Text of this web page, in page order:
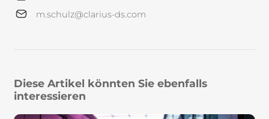
m.schulz@clarius-ds.com
Diese Artikel könnten Sie ebenfalls
interessieren